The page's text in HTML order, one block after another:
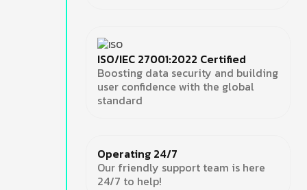
ISO/IEC 27001:2022 Certified
Boosting data security and building
user confidence with the global
standard
Operating 24/7
Our friendly support team is here
24/7 to help!